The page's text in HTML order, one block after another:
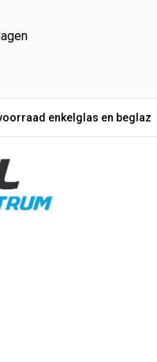
unieke verkoopargumenten
en